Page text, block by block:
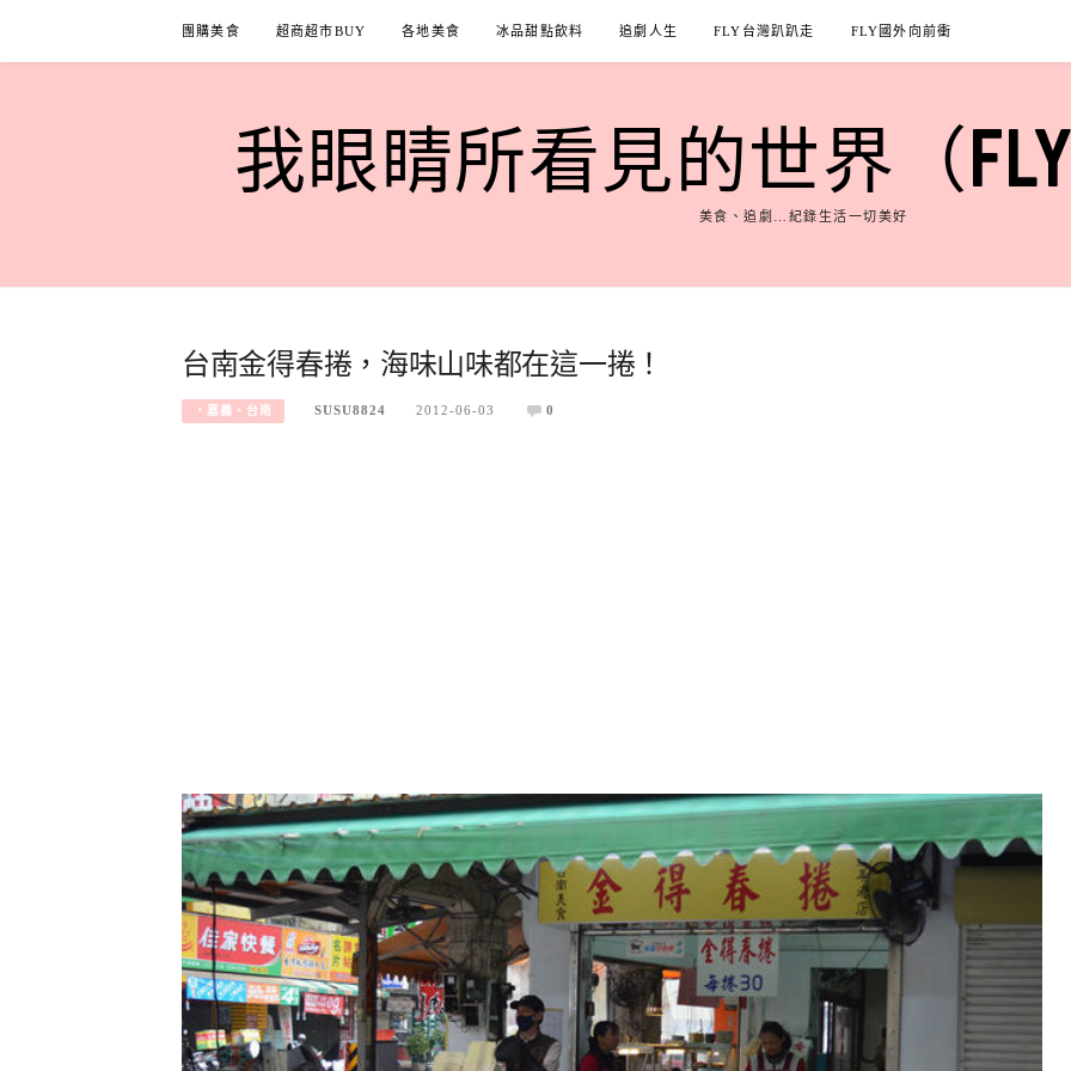
content
團購美食 超商超市BUY 各地美食 冰品甜點飲料 追劇人生 FLY台灣趴趴走 FLY國外向前衝
我眼睛所看見的世界（
美食、追劇…紀錄生活一切美好
台南金得春捲，海味山味都在這一捲！
‧嘉義、台南 SUSU8824 2012-06-03 0